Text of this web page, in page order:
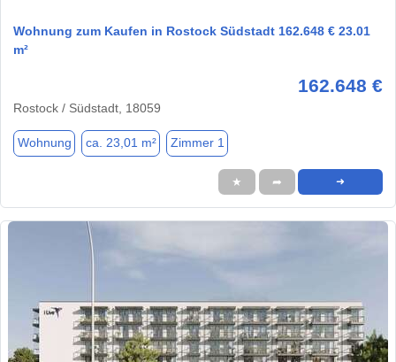
Wohnung zum Kaufen in Rostock Südstadt 162.648 € 23.01
m²
162.648 €
Rostock / Südstadt, 18059
Wohnung ca. 23,01 m² Zimmer 1
★ ➦ ➜